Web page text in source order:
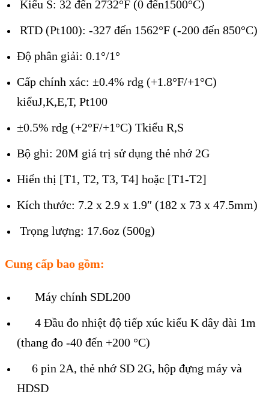
Kiểu S: 32 đến 2732°F (0 đến1500°C)
RTD (Pt100): -327 đến 1562°F (-200 đến 850°C)
Độ phân giải: 0.1°/1°
Cấp chính xác: ±0.4% rdg (+1.8°F/+1°C)
kiểuJ,K,E,T, Pt100
±0.5% rdg (+2°F/+1°C) Tkiểu R,S
Bộ ghi: 20M giá trị sử dụng thẻ nhớ 2G
Hiển thị [T1, T2, T3, T4] hoặc [T1-T2]
Kích thước: 7.2 x 2.9 x 1.9″ (182 x 73 x 47.5mm)
Trọng lượng: 17.6oz (500g)
Cung cấp bao gồm:
Máy chính SDL200
4 Đầu đo nhiệt độ tiếp xúc kiểu K dây dài 1m
(thang đo -40 đến +200 °C)
6 pin 2A, thẻ nhớ SD 2G, hộp đựng máy và
HDSD